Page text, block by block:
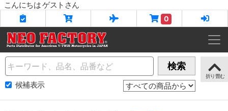
こんにちは ゲストさん
0
Name 検索
候補表示